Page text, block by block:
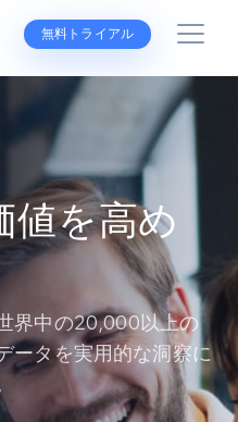
無料トライアル
値を高め
界中の20,000以上の
ータを実用的な洞察に